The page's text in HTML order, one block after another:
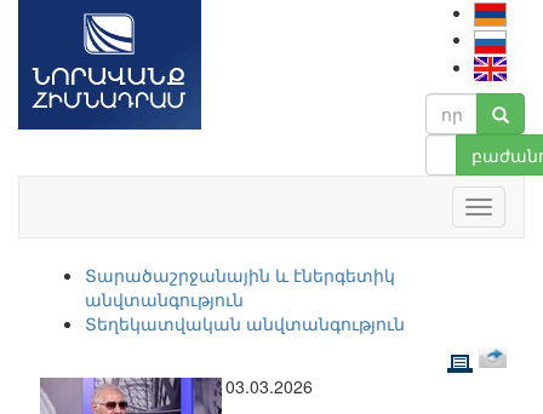
Տարածաշրջանային և էներգետիկ
անվտանգություն
Տեղեկատվական անվտանգություն
03.03.2026